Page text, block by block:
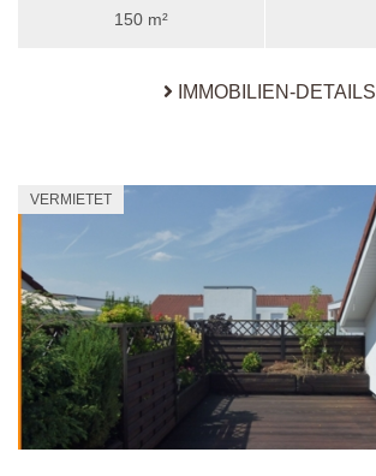
150 m²
IMMOBILIEN-DETAILS
VERMIETET